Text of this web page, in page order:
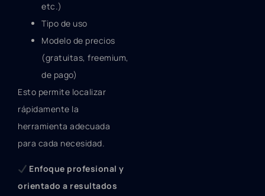
etc.)
Tipo de uso
Modelo de precios
(gratuitas, freemium,
de pago)
Esto permite localizar
rápidamente la
herramienta adecuada
para cada necesidad.
Enfoque profesional y
orientado a resultados